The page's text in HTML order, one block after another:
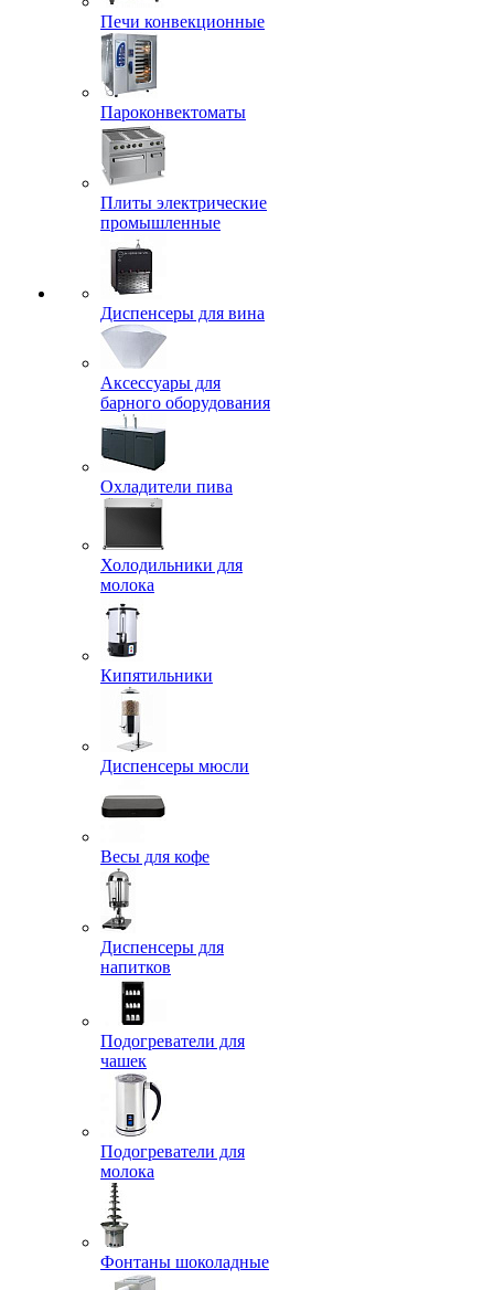
Печи конвекционные
Пароконвектоматы
Плиты электрические
промышленные
Диспенсеры для вина
Аксессуары для
барного оборудования
Охладители пива
Холодильники для
молока
Кипятильники
Диспенсеры мюсли
Весы для кофе
Диспенсеры для
напитков
Подогреватели для
чашек
Подогреватели для
молока
Фонтаны шоколадные